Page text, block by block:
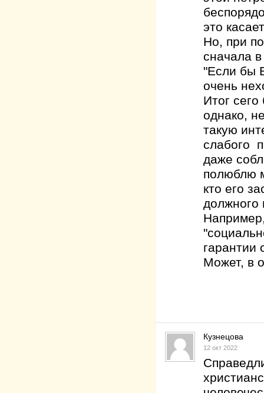
это
Но, при
сначала
"Если бы
очень
Итог
однако,
такую
слабого
даже
полюблю
кто его
должного
гарантии
Может, в
Кузнецова
12 окт 2022